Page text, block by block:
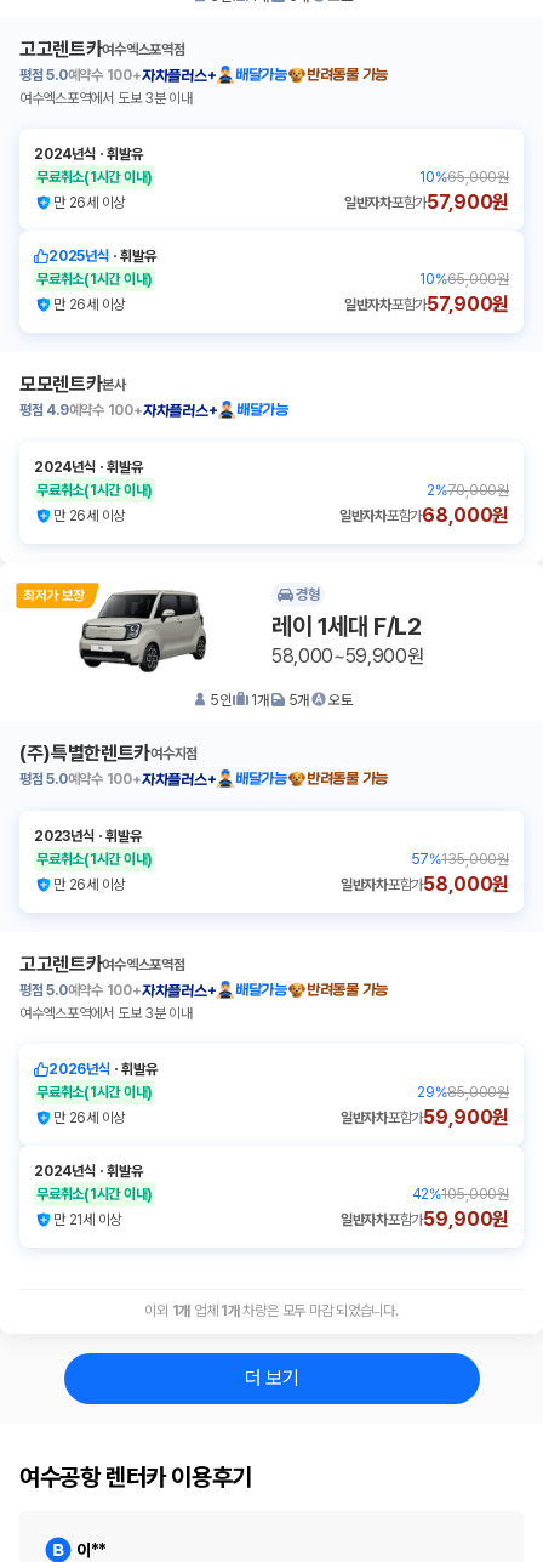
고고렌트카여수엑스포역점
평점 5.0예약수 100+자차플러스+ 배달가능
반려동물 가능
여수엑스포역에서 도보 3분 이내
2024년식 ㆍ휘발유
무료취소(1시간 이내) 10%65,000원
만 26세 이상
일반자차포함가57,900원
2025년식 ㆍ휘발유
무료취소(1시간 이내) 10%65,000원
만 26세 이상
일반자차포함가57,900원
모모렌트카본사
평점 4.9예약수 100+자차플러스+ 배달가능
2024년식 ㆍ휘발유
무료취소(1시간 이내) 2%70,000원
만 26세 이상
일반자차포함가68,000원
경형
레이 1세대 F/L2
58,000~59,900원
5인 1개 5개 오토
(주)특별한렌트카여수지점
평점 5.0예약수 100+자차플러스+ 배달가능 반려동물 가능
2023년식 ㆍ휘발유
무료취소(1시간 이내) 57%135,000원
만 26세 이상
일반자차포함가58,000원
고고렌트카여수엑스포역점
평점 5.0예약수 100+자차플러스+ 배달가능
반려동물 가능
여수엑스포역에서 도보 3분 이내
2026년식 ㆍ휘발유
무료취소(1시간 이내) 29%85,000원
만 26세 이상
일반자차포함가59,900원
2024년식 ㆍ휘발유
무료취소(1시간 이내) 42%105,000원
만 21세 이상
일반자차포함가59,900원
이외 1개 업체 1 개 차량은 모두 마감 되었습니다.
더 보기
여수공항 렌터카 이용후기
이**